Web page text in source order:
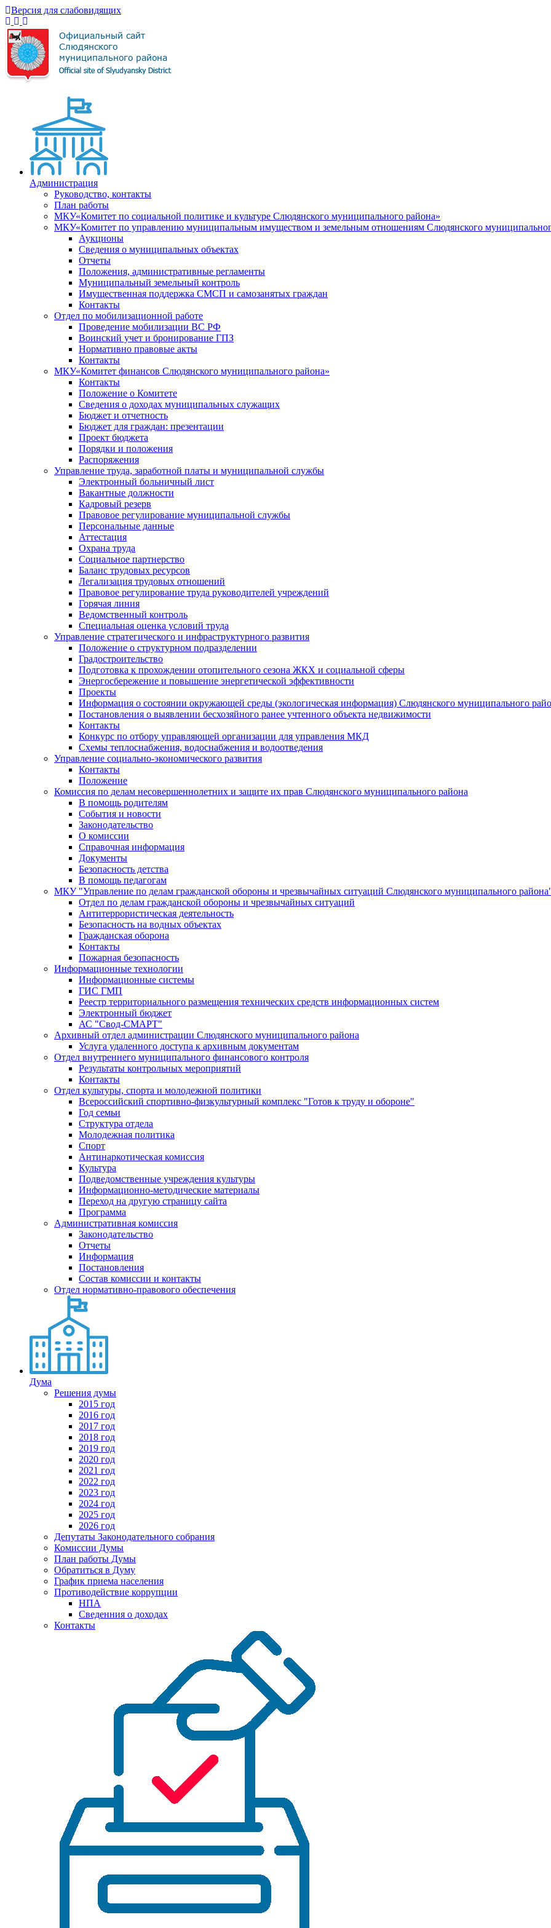
Версия для слабовидящих
Администрация
Руководство, контакты
План работы
МКУ«Комитет по социальной политике и культуре Слюдянского муниципального района»
МКУ«Комитет по управлению муниципальным имуществом и земельным отношениям Слюдянского
Аукционы
Сведения о муниципальных объектах
Отчеты
Положения, административные регламенты
Муниципальный земельный контроль
Имущественная поддержка СМСП и самозанятых граждан
Контакты
Отдел по мобилизационной работе
Проведение мобилизации ВС РФ
Воинский учет и бронирование ГПЗ
Нормативно правовые акты
Контакты
МКУ«Комитет финансов Слюдянского муниципального района»
Контакты
Положение о Комитете
Сведения о доходах муниципальных служащих
Бюджет и отчетность
Бюджет для граждан: презентации
Проект бюджета
Порядки и положения
Распоряжения
Управление труда, заработной платы и муниципальной службы
Электронный больничный лист
Вакантные должности
Кадровый резерв
Правовое регулирование муниципальной службы
Персональные данные
Аттестация
Охрана труда
Социальное партнерство
Баланс трудовых ресурсов
Легализация трудовых отношений
Правовое регулирование труда руководителей учреждений
Горячая линия
Ведомственный контроль
Специальная оценка условий труда
Управление стратегического и инфраструктурного развития
Положение о структурном подразделении
Градостроительство
Подготовка к прохождении отопительного сезона ЖКХ и социальной сферы
Энергосбережение и повышение энергетической эффективности
Проекты
Информация о состоянии окружающей среды (экологическая информация) Слюдянского муниципального
Постановления о выявлении бесхозяйного ранее учтенного объекта недвижимости
Контакты
Конкурс по отбору управляющей организации для управления МКД
Схемы теплоснабжения, водоснабжения и водоотведения
Управление социально-экономического развития
Контакты
Положение
Комиссия по делам несовершеннолетних и защите их прав Слюдянского муниципального района
В помощь родителям
События и новости
Законодательство
О комиссии
Справочная информация
Документы
Безопасность детства
В помощь педагогам
МКУ "Управление по делам гражданской обороны и чрезвычайных ситуаций Слюдянского муниципального
Отдел по делам гражданской обороны и чрезвычайных ситуаций
Антитеррористическая деятельность
Безопасность на водных объектах
Гражданская оборона
Контакты
Пожарная безопасность
Информационные технологии
Информационные системы
ГИС ГМП
Реестр территориального размещения технических средств информационных систем
Электронный бюджет
АС "Свод-СМАРТ"
Архивный отдел администрации Слюдянского муниципального района
Услуга удаленного доступа к архивным документам
Отдел внутреннего муниципального финансового контроля
Результаты контрольных мероприятий
Контакты
Отдел культуры, спорта и молодежной политики
Всероссийский спортивно-физкультурный комплекс "Готов к труду и обороне"
Год семьи
Структура отдела
Молодежная политика
Спорт
Антинаркотическая комиссия
Культура
Подведомственные учреждения культуры
Информационно-методические материалы
Переход на другую страницу сайта
Программа
Административная комиссия
Законодательство
Отчеты
Информация
Постановления
Состав комиссии и контакты
Отдел нормативно-правового обеспечения
Дума
Решения думы
2015 год
2016 год
2017 год
2018 год
2019 год
2020 год
2021 год
2022 год
2023 год
2024 год
2025 год
2026 год
Депутаты Законодательного собрания
Комиссии Думы
План работы Думы
Обратиться в Думу
График приема населения
Противодействие коррупции
НПА
Сведенния о доходах
Контакты